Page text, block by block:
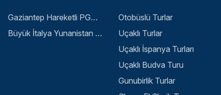
Gaziantep Hareketli PGS ile Buyuk Balkan 6 Gece 8 Gun Vizesiz SKP-SKP
Büyük İtalya Yunanistan Balkan Turu - İstanbul
Otobüslü Turlar
Uçaklı Turlar
Uçaklı İspanya Turları
Uçaklı Budva Turu
Gunubirlik Turlar